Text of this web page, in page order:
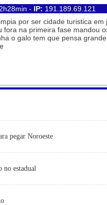
- IP: 191.189.69.121
por ser cidade turistica em
na primeira fase mandou
o galo tem que pensa
pegar Noroeste
no estadual